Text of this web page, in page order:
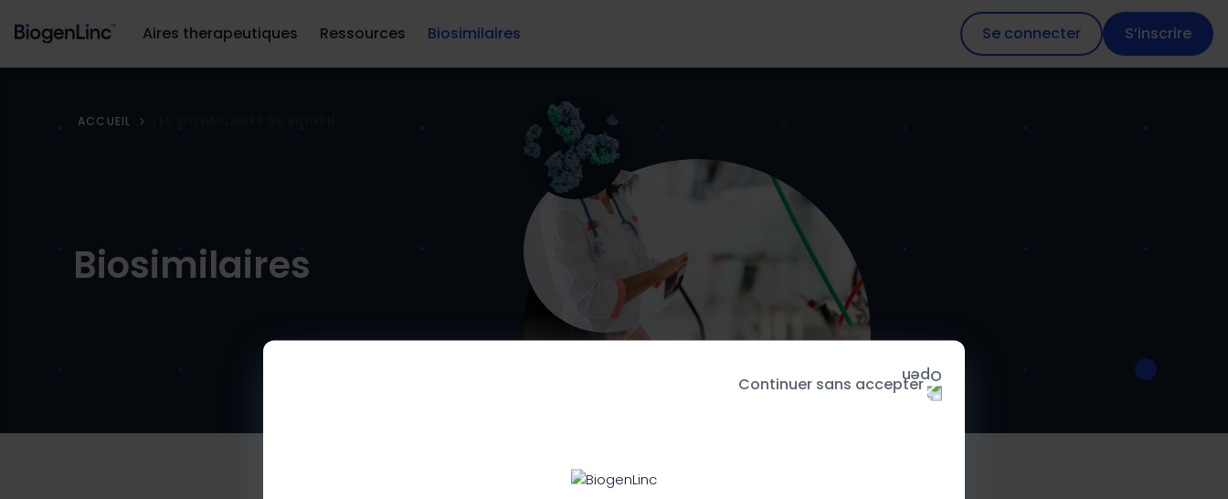
Continuer sans accepter
Aires therapeutiques Ressources Biosimilaires Se connecter S’inscrire
ACCUEIL
Biosimilaires